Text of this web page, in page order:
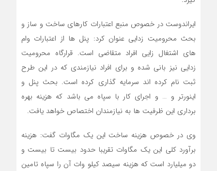
ایراندوست در خصوص منبع اعتبارات کارهای ساخت و ساز و
بحث محرومیت زدایی عنوان کرد: پنل ها از اعتبارات وام
های اشتغال زایی افراد متقاضی است. قرارگاه محرومیت
زدایی نیز بانی شده و برای افراد نیازمندی که در این طرح
ثبت نام کرده اند سرمایه گذاری کرده است. بحث پنل و
اینورتر و … و اجرای کار با سپاه می باشد که هزینه بهره
برداری این ظرفیت ها به نیازمندان اختصاص خواهد یافت.
وی در خصوص هزینه ساخت این یک مگاوات گفت: هزینه
برآورد کلی این یک مگاوات تقریبا حدود بیست تا بیست و
دو میلیارد است که هزینه سیصد کیلو وات آن را سپاه تامین